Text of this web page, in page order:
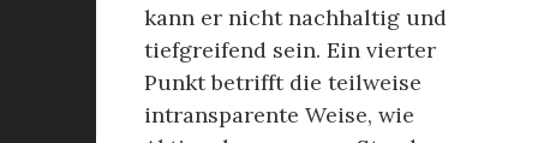
kann er nicht nachhaltig und
tiefgreifend sein. Ein vierter
Punkt betrifft die teilweise
intransparente Weise, wie